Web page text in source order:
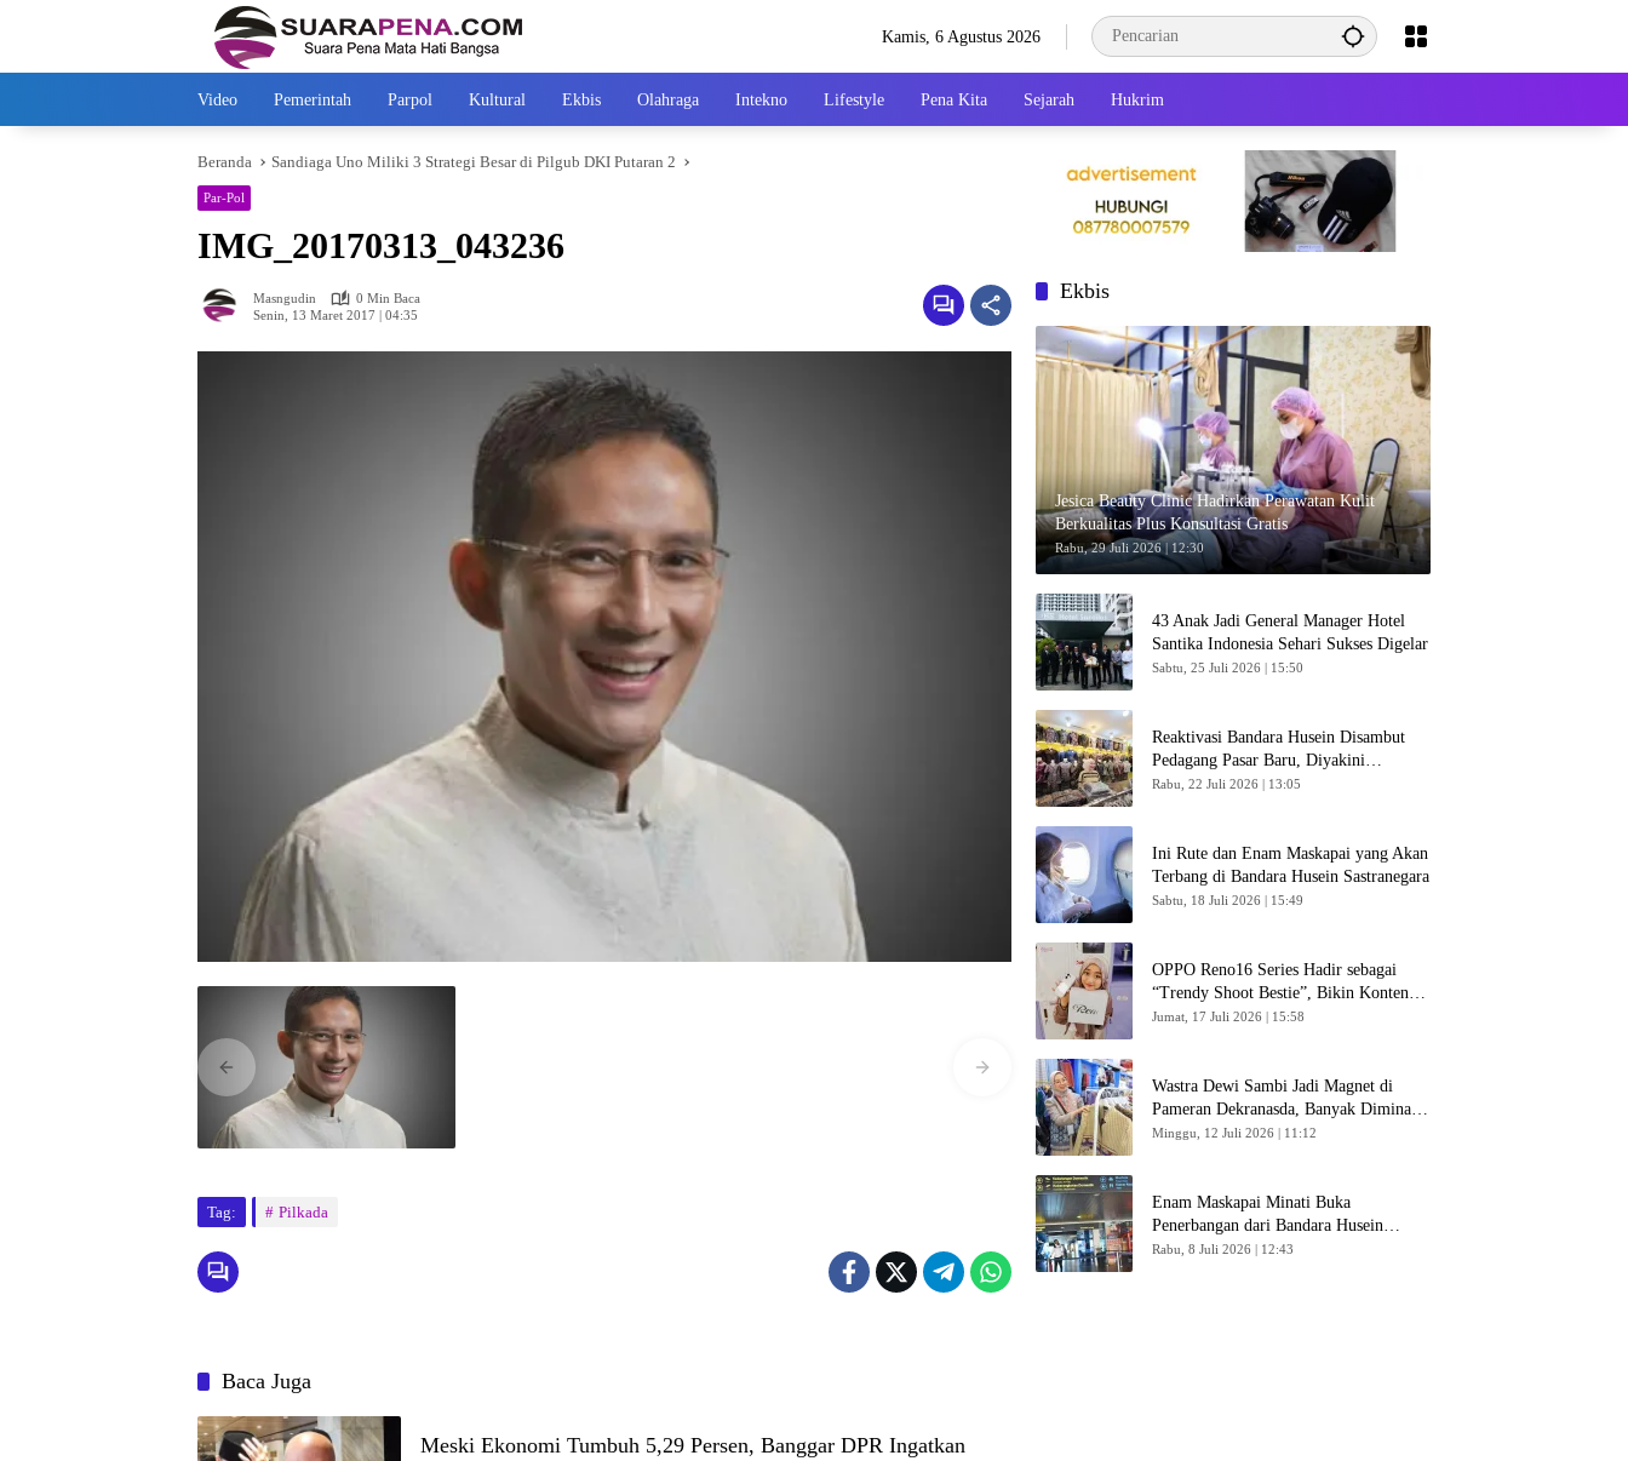
Kamis, 6 Agustus 2026
Video Pemerintah Parpol Kultural Ekbis Olahraga Intekno Lifestyle Pena Kita Sejarah Hukrim
Beranda Sandiaga Uno Miliki 3 Strategi Besar di Pilgub DKI Putaran 2
Par-Pol
IMG_20170313_043236
Masngudin
0 Min Baca
Senin, 13 Maret 2017 | 04:35
Tag: Pilkada
Baca Juga
Meski Ekonomi Tumbuh 5,29 Persen, Banggar DPR Ingatkan
Ekbis
Jesica Beauty Clinic Hadirkan Perawatan Kulit
Berkualitas Plus Konsultasi Gratis
Rabu, 29 Juli 2026 | 12:30
43 Anak Jadi General Manager Hotel
Santika Indonesia Sehari Sukses Digelar
Sabtu, 25 Juli 2026 | 15:50
Reaktivasi Bandara Husein Disambut
Pedagang Pasar Baru, Diyakini
Bangkitkan Kembali Ekonomi Bandung
Rabu, 22 Juli 2026 | 13:05
Ini Rute dan Enam Maskapai yang Akan
Terbang di Bandara Husein Sastranegara
Sabtu, 18 Juli 2026 | 15:49
OPPO Reno16 Series Hadir sebagai
“Trendy Shoot Bestie”, Bikin Konten
Kreator Makin Betah
Jumat, 17 Juli 2026 | 15:58
Wastra Dewi Sambi Jadi Magnet di
Pameran Dekranasda, Banyak Diminati
Pengunjung
Minggu, 12 Juli 2026 | 11:12
Enam Maskapai Minati Buka
Penerbangan dari Bandara Husein
Sastranegara
Rabu, 8 Juli 2026 | 12:43